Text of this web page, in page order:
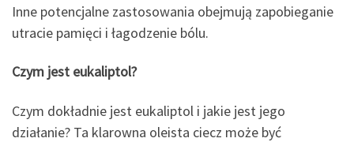
Inne potencjalne zastosowania obejmują zapobieganie
utracie pamięci i łagodzenie bólu.
Czym jest eukaliptol?
Czym dokładnie jest eukaliptol i jakie jest jego
działanie? Ta klarowna oleista ciecz może być